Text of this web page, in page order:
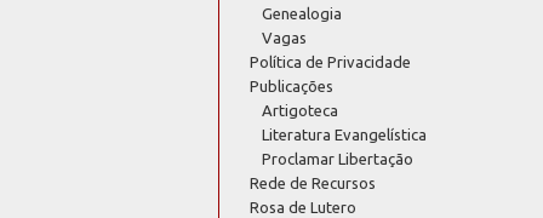
Genealogia
Vagas
Política de Privacidade
Publicações
Artigoteca
Literatura Evangelística
Proclamar Libertação
Rede de Recursos
Rosa de Lutero